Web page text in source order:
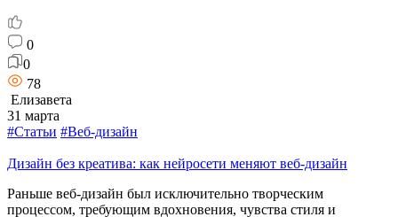
0
0
78
Елизавета
31 марта
#Статьи #Веб-дизайн
Дизайн без креатива: как нейросети меняют веб-дизайн
Раньше веб-дизайн был исключительно творческим
процессом, требующим вдохновения, чувства стиля и